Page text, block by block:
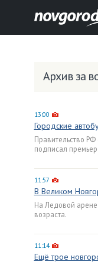
Архив за
13:00
Городские
Правительство
подписал
11:57
В Великом
На Ледовой арене
возраста.
11:14
Ещё трое